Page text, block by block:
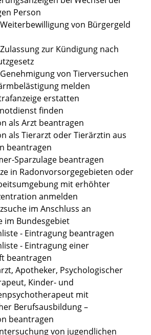
Person
von Bürgergeld
zur Kündigung nach
von Tierversuchen
melden
erstatten
finden
als Arzt beantragen
als Tierarzt oder Tierärztin aus
beantragen
Sparzulage beantragen
in Radonvorsorgegebieten oder
mit erhöhter
anmelden
im Anschluss an
im Bundesgebiet
- Eintragung beantragen
- Eintragung einer
beantragen
Apotheker, Psychologischer
Kinder- und
mit
Berufsausbildung –
beantragen
von jugendlichen